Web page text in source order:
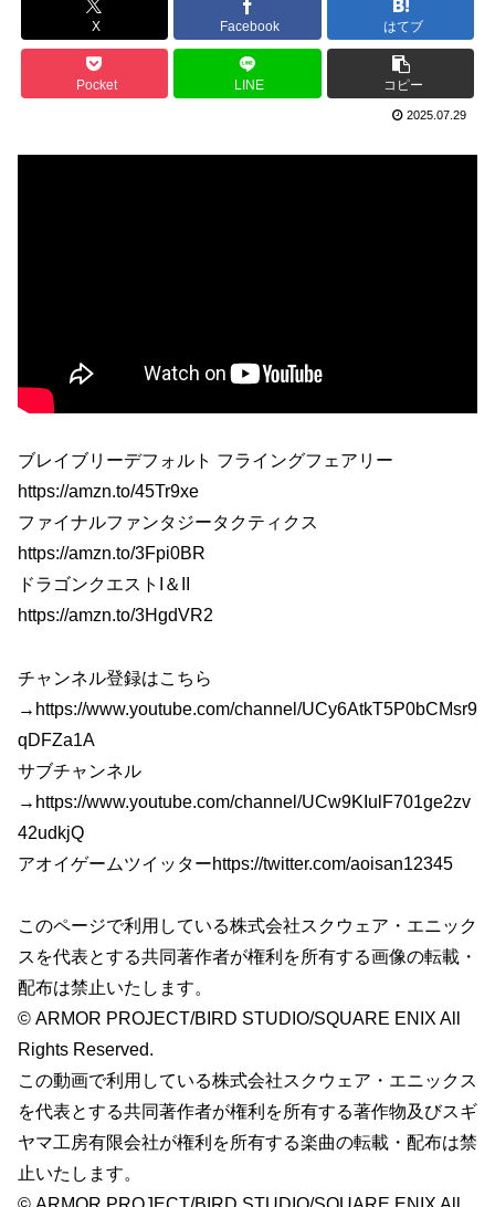
X Facebook はてブ
Pocket LINE コピー
2025.07.29
ブレイブリーデフォルト フライングフェアリー
https://amzn.to/45Tr9xe
ファイナルファンタジータクティクス
https://amzn.to/3Fpi0BR
ドラゴンクエストI＆II
https://amzn.to/3HgdVR2
チャンネル登録はこちら
→https://www.youtube.com/channel/UCy6AtkT5P0bCMsr9
qDFZa1A
サブチャンネル
→https://www.youtube.com/channel/UCw9KIulF701ge2zv
42udkjQ
アオイゲームツイッターhttps://twitter.com/aoisan12345
このページで利用している株式会社スクウェア・エニック
スを代表とする共同著作者が権利を所有する画像の転載・
配布は禁止いたします。
© ARMOR PROJECT/BIRD STUDIO/SQUARE ENIX All
Rights Reserved.
この動画で利用している株式会社スクウェア・エニックス
を代表とする共同著作者が権利を所有する著作物及びスギ
ヤマ工房有限会社が権利を所有する楽曲の転載・配布は禁
止いたします。